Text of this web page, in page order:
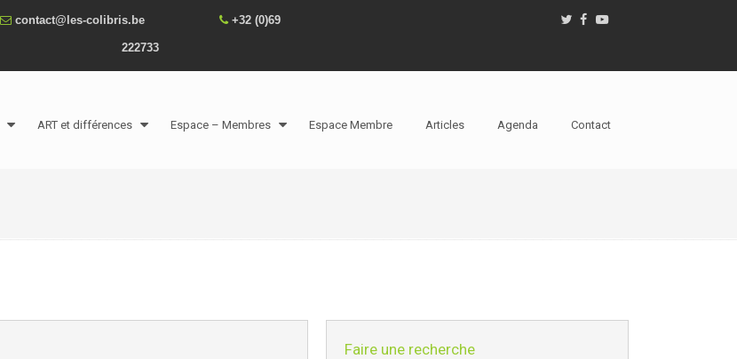
contact@les-colibris.be +32 (0)69
222733
ART et différences Espace – Membres Espace Membre Articles Agenda Contact
Faire une recherche